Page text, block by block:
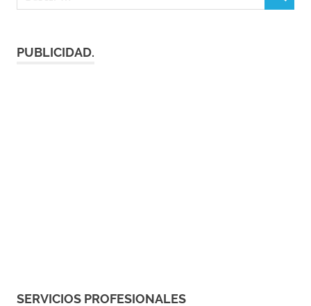
PUBLICIDAD.
SERVICIOS PROFESIONALES